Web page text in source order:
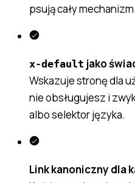
psują cały mechanizm.
x-default jako
Wskazuje stronę dla
nie obsługujesz i
albo selektor języka.
Link kanoniczny dla